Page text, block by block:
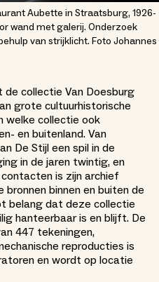
Aubette in Straatsburg, 1926-
wand met galerij. Onderzoek
van strijklicht. Foto Johannes
collectie Van Doesburg
grote cultuurhistorische
welke collectie ook
en buitenland. Van
De Stijl een spil in de
in de jaren twintig, en
is zijn archief
binnen en buiten de
belang dat deze collectie
hanteerbaar is en blijft. De
447 tekeningen,
reproducties is
en wordt op locatie